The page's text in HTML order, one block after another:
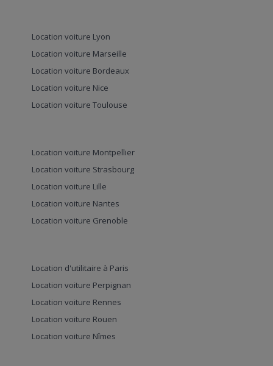
Location voiture Lyon
Location voiture Marseille
Location voiture Bordeaux
Location voiture Nice
Location voiture Toulouse
Location voiture Montpellier
Location voiture Strasbourg
Location voiture Lille
Location voiture Nantes
Location voiture Grenoble
Location d'utilitaire à Paris
Location voiture Perpignan
Location voiture Rennes
Location voiture Rouen
Location voiture Nîmes